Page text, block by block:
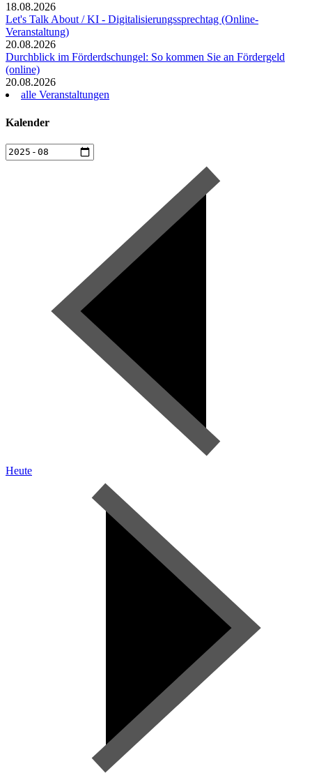
18.08.2026
Let's Talk About / KI - Digitalisierungssprechtag (Online-
Veranstaltung)
20.08.2026
Durchblick im Förderdschungel: So kommen Sie an Fördergeld
(online)
20.08.2026
alle Veranstaltungen
Kalender
Heute